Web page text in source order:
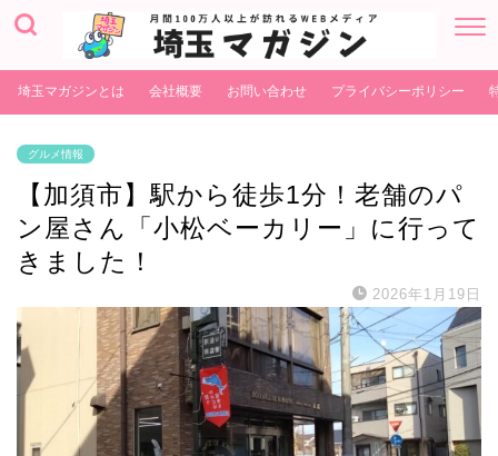
埼玉マガジンとは 会社概要 お問い合わせ プライバシーポリシー
グルメ情報
【加須市】駅から徒歩1分！老舗のパ
ン屋さん「小松ベーカリー」に行って
きました！
2026年1月19日